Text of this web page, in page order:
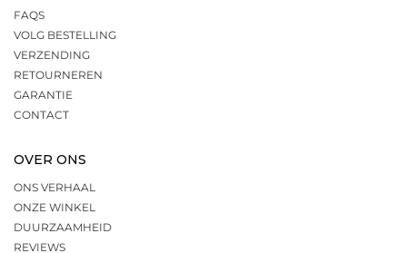
FAQS
VOLG BESTELLING
VERZENDING
RETOURNEREN
GARANTIE
CONTACT
OVER ONS
ONS VERHAAL
ONZE WINKEL
DUURZAAMHEID
REVIEWS